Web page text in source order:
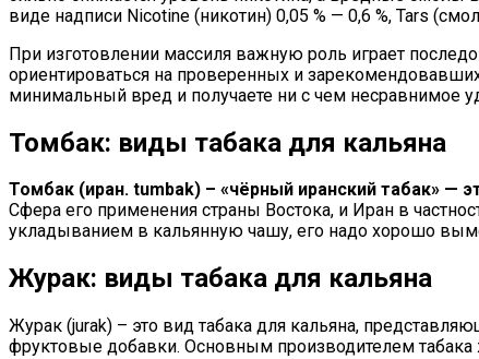
виде надписи Nicotine (никотин) 0,05 % — 0,6 %, Tars
При изготовлении массиля важную роль играет
ориентироваться на проверенных и
минимальный вред и получаете ни с чем несравнимое
Томбак: виды табака для кальяна
Томбак (иран. tumbak) – «чёрный иранский табак» —
Сфера его применения страны Востока, и Иран в
укладыванием в кальянную чашу, его надо хорошо
Журак: виды табака для кальяна
Журак (jurak) – это вид табака для кальяна,
фруктовые добавки. Основным производителем табака